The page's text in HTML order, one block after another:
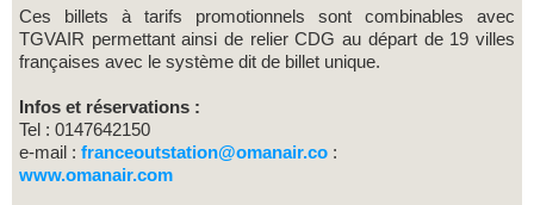
Ces billets à tarifs promotionnels sont combinables avec
TGVAIR permettant ainsi de relier CDG au départ de 19 villes
françaises avec le système dit de billet unique.
Infos et réservations :
Tel : 0147642150
e-mail : franceoutstation@omanair.co :
www.omanair.com